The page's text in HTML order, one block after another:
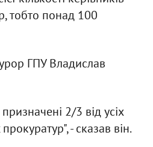
тобто понад 100
ГПУ Владислав
2/3 від усіх
- сказав він.